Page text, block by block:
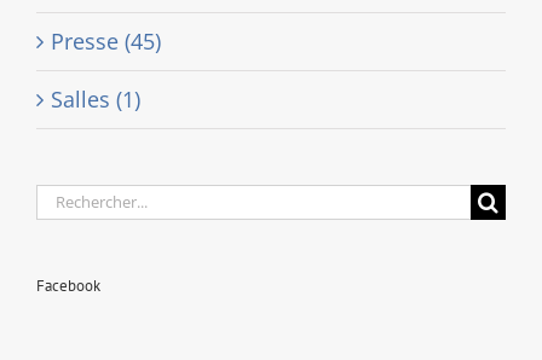
Presse (45)
Salles (1)
Rechercher:
Facebook